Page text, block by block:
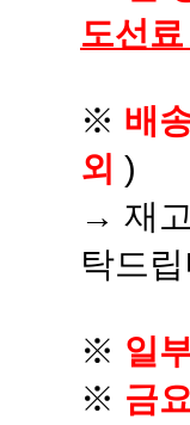
도선
※ 배
외 )
→ 재
탁드
※ 일
※ 금